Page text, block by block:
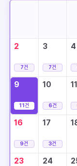
2
7건
3
7건
4
9
11건
10
6건
11
16
9건
17
3건
23 24